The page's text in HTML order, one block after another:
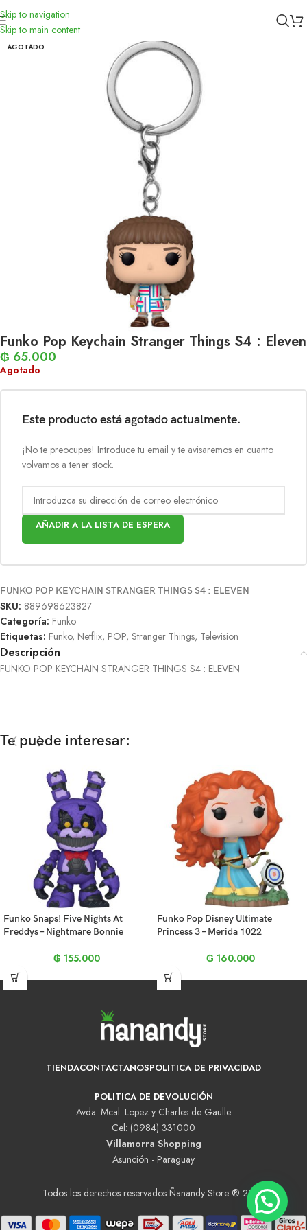
Skip to navigation
Skip to main content
Inicio Funko
AGOTADO
Funko Pop Keychain Stranger Things S4 : Eleven
₲ 65.000
Agotado
Este producto está agotado actualmente.
¡No te preocupes! Introduce tu email y te avisaremos en cuanto
volvamos a tener stock.
AÑADIR A LA LISTA DE ESPERA
FUNKO POP KEYCHAIN STRANGER THINGS S4 : ELEVEN
SKU: 889698623827
Categoría: Funko
Etiquetas: Funko, Netflix, POP, Stranger Things, Television
Descripción
FUNKO POP KEYCHAIN STRANGER THINGS S4 : ELEVEN
Te puede interesar:
Funko Snaps! Five Nights At
Freddys – Nightmare Bonnie
₲ 155.000
Funko Pop Disney Ultimate
Princess 3 – Merida 1022
₲ 160.000
TIENDACONTACTANOSPOLITICA DE PRIVACIDAD
POLITICA DE DEVOLUCIÓN
Avda. Mcal. Lopez y Charles de Gaulle
Cel: (0984) 331000
Villamorra Shopping
Asunción - Paraguay
Todos los derechos reservados Ñanandy Store ® 2025